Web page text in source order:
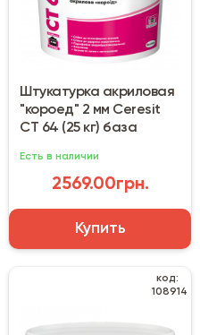
Штукатурка акриловая
"короед" 2 мм Ceresit
CT 64 (25 кг) база
Есть в наличии
2569.00грн.
Купить
код:
108914